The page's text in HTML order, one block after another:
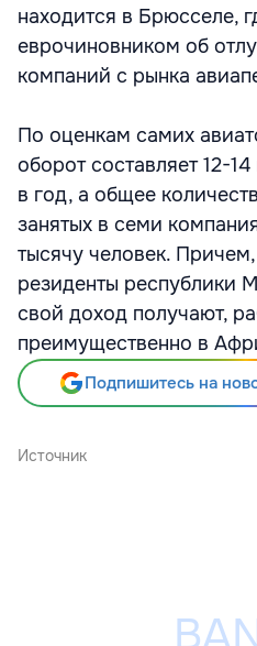
находится в Брюсселе,
еврочиновником об
компаний с рынка
По оценкам самих
оборот составляет 12-
в год, а общее
занятых в семи
тысячу человек.
резиденты республики
свой доход получают,
преимущественно в
Подпишитесь на
Источник